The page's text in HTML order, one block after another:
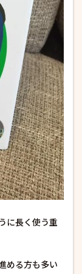
に長く使う重
める方も多い